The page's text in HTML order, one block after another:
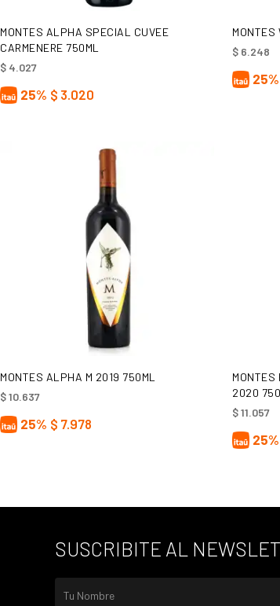
AÑADIR AL CARRITO
MONTES ALPHA SPECIAL CUVEE
CARMENERE 750ML
$ 4.027
25% $ 3.020
MONTES
$ 6.248
25%
AÑADIR AL CARRITO
MONTES ALPHA M 2019 750ML
$10.637
25% $ 7.978
MONTES
2020
$11.057
25%
SUSCRIBITE AL